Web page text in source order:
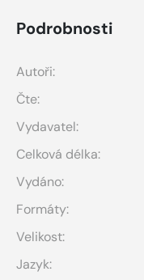
Podrobnosti
Autoři:
Čte:
Vydavatel:
Celková délka:
Vydáno:
Formáty:
Velikost:
Jazyk: